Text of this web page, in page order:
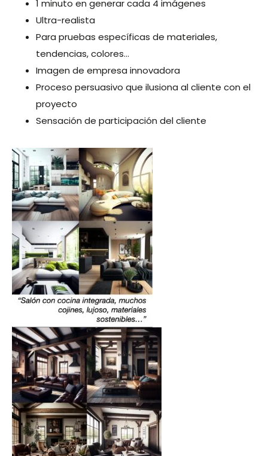
1 minuto en generar cada 4 imágenes
Ultra-realista
Para pruebas específicas de materiales,
tendencias, colores…
Imagen de empresa innovadora
Proceso persuasivo que ilusiona al cliente con el
proyecto
Sensación de participación del cliente